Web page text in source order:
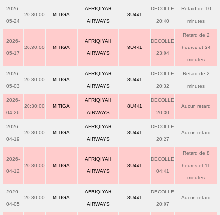
2026-
05-24
20:30:00 MITIGA
AFRIQIYAH
AIRWAYS
8U441
DECOLLE
20:40
Retard de 10
minutes
2026-
05-17
20:30:00 MITIGA
AFRIQIYAH
AIRWAYS
8U441
DECOLLE
23:04
Retard de 2
heures et 34
minutes
2026-
05-03
20:30:00 MITIGA
AFRIQIYAH
AIRWAYS
8U441
DECOLLE
20:32
Retard de 2
minutes
2026-
04-26
20:30:00 MITIGA
AFRIQIYAH
AIRWAYS
8U441
DECOLLE
20:30
Aucun retard
2026-
04-19
20:30:00 MITIGA
AFRIQIYAH
AIRWAYS
8U441
DECOLLE
20:27
Aucun retard
2026-
04-12
20:30:00 MITIGA
AFRIQIYAH
AIRWAYS
8U441
DECOLLE
04:41
Retard de 8
heures et 11
minutes
2026-
04-05
20:30:00 MITIGA
AFRIQIYAH
AIRWAYS
8U441
DECOLLE
20:07
Aucun retard